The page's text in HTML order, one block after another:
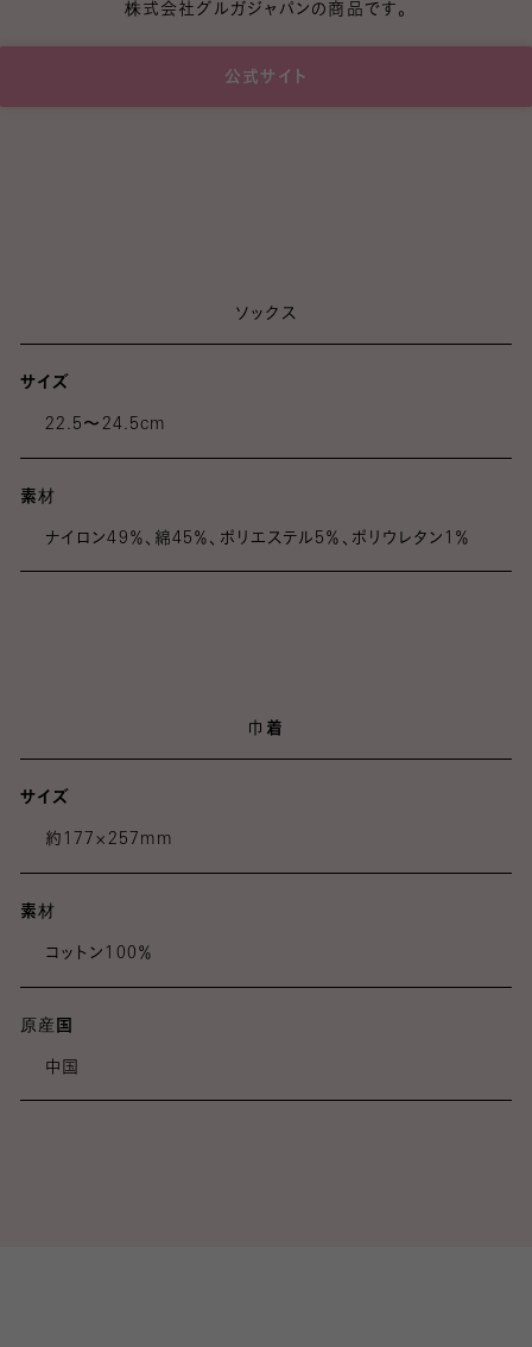
株式会社グルガジャパンの商品です。
公式サイト
ソックス
サイズ
22.5〜24.5cm
素材
ナイロン49％、綿45％、ポリエステル5％、ポリウレタン1％
巾着
サイズ
約177×257mm
素材
コットン100％
原産国
中国